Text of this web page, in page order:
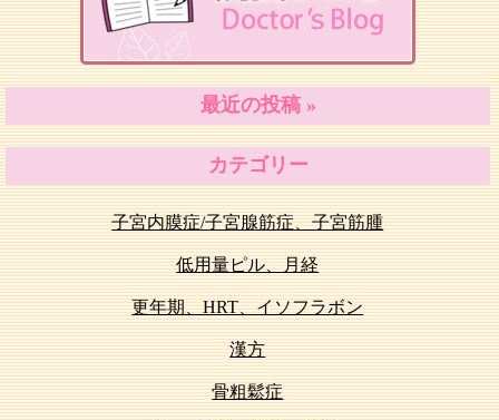
最近の投稿 »
カテゴリー
子宮内膜症/子宮腺筋症、子宮筋腫
低用量ピル、月経
更年期、HRT、イソフラボン
漢方
骨粗鬆症